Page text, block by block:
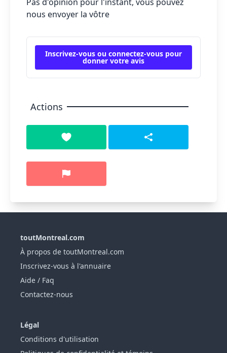
nous envoyer la vôtre
Inscrivez-vous ou connectez-vous pour
donner votre avis
Actions
toutMontreal.com
À propos de toutMontreal.com
Inscrivez-vous à l'annuaire
Aide / Faq
Contactez-nous
Légal
Conditions d'utilisation